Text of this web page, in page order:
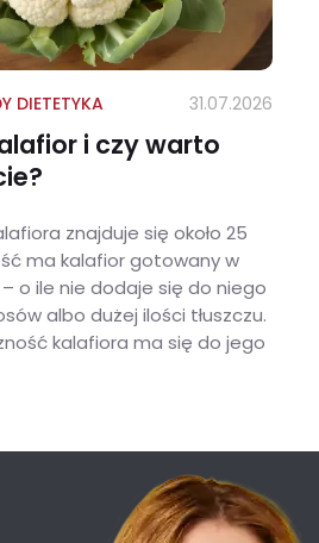
DIETETYKA 31.07.2026
i czy warto
znajduje się około 25
ma kalafior gotowany w
o ile nie dodaje się do niego
albo dużej ilości tłuszczu.
kalafiora ma się do jego